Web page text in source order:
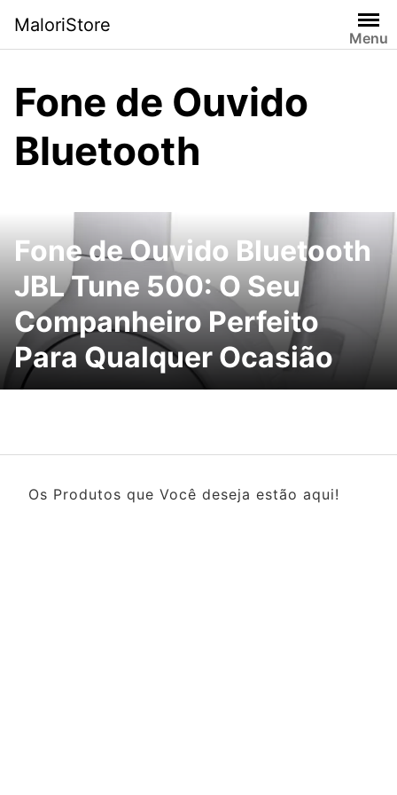
para
o
MaloriStore
Menu
Fone de Ouvido
Bluetooth
Fone de Ouvido Bluetooth
JBL Tune 500: O Seu
Companheiro Perfeito
Para Qualquer Ocasião
Os Produtos que Você deseja estão aqui!